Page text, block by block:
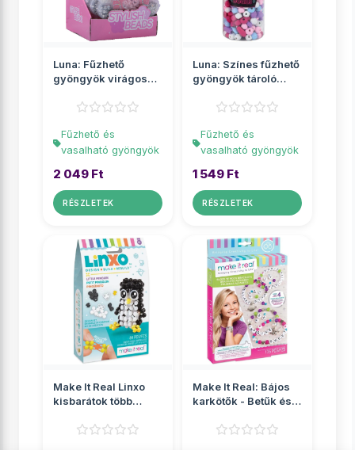
Luna: Fűzhető
gyöngyök virágos
Fűzhető és
vasalható gyöngyök
2 049 Ft
RÉSZLETEK
Luna: Színes fűzhető
gyöngyök tároló
Fűzhető és
vasalható gyöngyök
1 549 Ft
RÉSZLETEK
Make It Real Linxo
kisbarátok több
Make It Real: Bájos
karkötők - Betűk és